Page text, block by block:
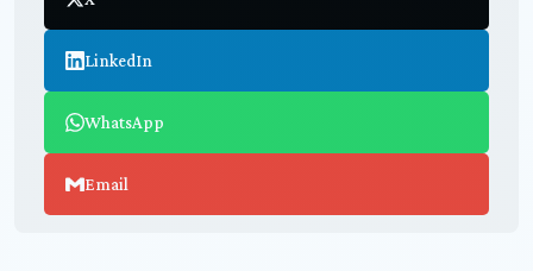
LinkedIn
WhatsApp
Email